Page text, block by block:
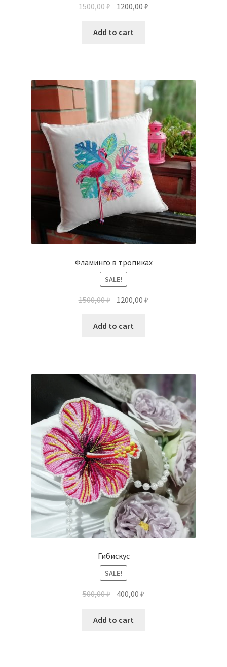
1500,00₽ 1200,00₽
Add to cart
Фламинго в тропиках
SALE!
1500,00₽ 1200,00₽
Add to cart
Гибискус
SALE!
500,00₽ 400,00₽
Add to cart